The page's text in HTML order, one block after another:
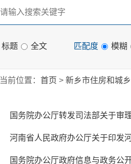
标题 全文 匹配度 模糊
当前位置： 首页 > 新乡市住房和城
国务院办公厅转发司法部关于审
河南省人民政府办公厅关于印发
国务院办公厅政府信息与政务公